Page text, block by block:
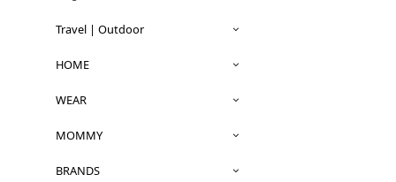
Travel | Outdoor
HOME
WEAR
MOMMY
BRANDS